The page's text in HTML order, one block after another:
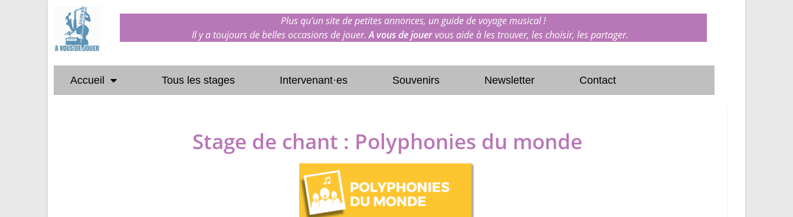
Plus qu’un site de petites annonces, un guide de voyage musical !
Il y a toujours de belles occasions de jouer.A vous de jouervous aide à les trouver, les choisir, les partager.
Accueil Tous les stages Intervenant·es Souvenirs Newsletter Contact
Stage de chant : Polyphonies du monde